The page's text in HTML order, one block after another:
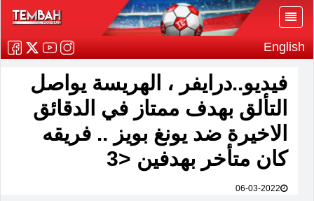
English
فيديو..درايفر ، الهريسة يواصل
التألق بهدف ممتاز في الدقائق
الاخيرة ضد يونغ بويز .. فريقه
كان متأخر بهدفين <3
06-03-2022